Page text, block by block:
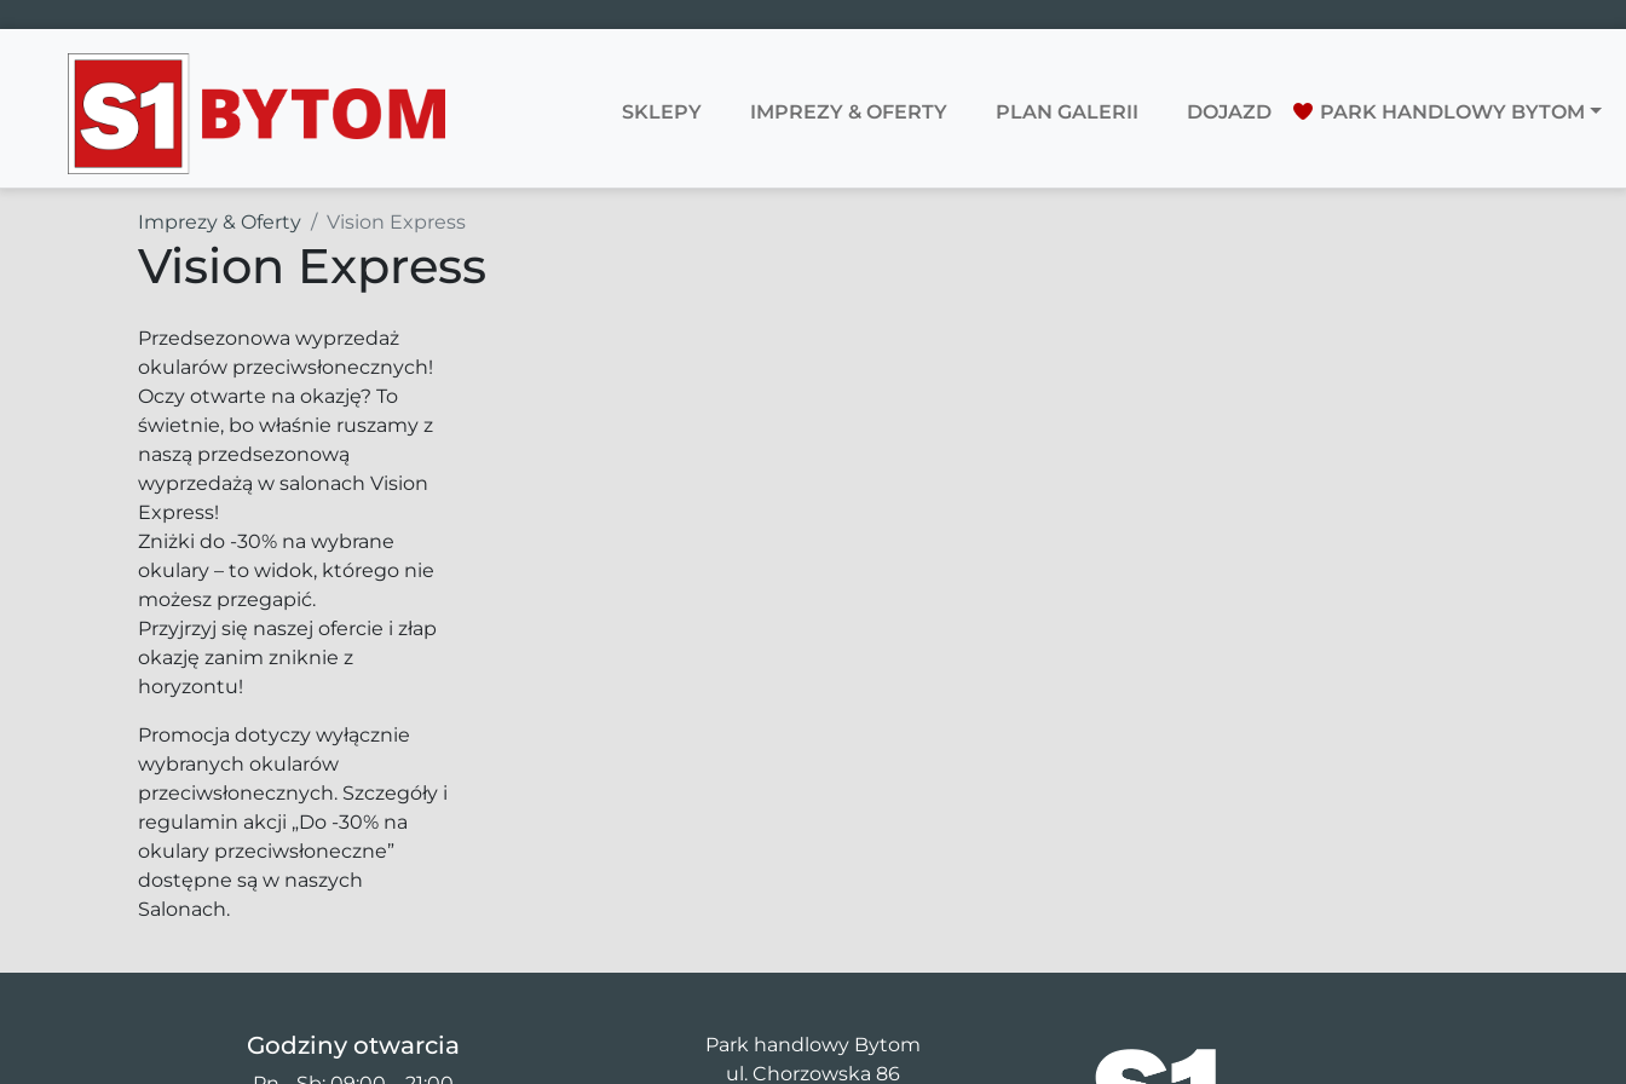
Main Navigation SKLEPY IMPREZY & OFERTY PLAN GALERII DOJAZD PARK HANDLOWY BYTOM
Imprezy & Oferty Vision Express
Vision Express
Przedsezonowa wyprzedaż
okularów przeciwsłonecznych!
Oczy otwarte na okazję? To
świetnie, bo właśnie ruszamy z
naszą przedsezonową
wyprzedażą w salonach Vision
Express!
Zniżki do -30% na wybrane
okulary – to widok, którego nie
możesz przegapić.
Przyjrzyj się naszej ofercie i złap
okazję zanim zniknie z
horyzontu!
Promocja dotyczy wyłącznie
wybranych okularów
przeciwsłonecznych. Szczegóły i
regulamin akcji „Do -30% na
okulary przeciwsłoneczne”
dostępne są w naszych
Salonach.
Godziny otwarcia
Park handlowy Bytom
ul. Chorzowska 86